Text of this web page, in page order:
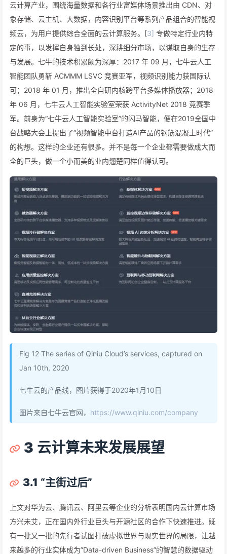
云计算产业，围绕海量数据和各行业富媒体场景推出由 CDN、对
象存储、云主机、大数据，内容识别平台等系列产品组合的智能视
频云，为用户提供综合全面的云计算服务。[3] 专做特定行业内特
定的事，以发挥自身独到长处，深耕细分市场，以谋取自身的生存
与发展。七牛的技术积累颇为深厚：2017 年 09 月，七牛云人工
智能团队勇斩 ACMMM LSVC 竞赛亚军，视频识别能力获国际认
可；2018 年 01 月，推出全自研内核跨平台多媒体播放器；2018
年 06 月，七牛云人工智能实验室荣获 ActivityNet 2018 竞赛季
军。前身为“七牛云人工智能实验室”的闪马智能，便在2019全国中
台战略大会上提出了“视频智能中台打造AI产品的钢筋混凝土时代”
的构想。这样的企业还有很多。并不是每一个企业都需要做成大而
全的巨头，做一个小而美的业内翘楚同样值得认可。
Fig 12 The series of Qiniu Cloud’s services, captured on
Jan 10th, 2020
七牛云的产品线，图片获得于2020年1月10日
图片来自七牛云官网， https://www.qiniu.com/company
3 云计算未来发展展望
3.1 “主街过后”
上文对华为云、腾讯云、阿里云等企业的分析表明国内云计算市场
方兴未艾，正在国内外行业巨头与开源社区的合作下快速推进。既
有一批又一批的先行者试图打破虚拟世界与现实世界的局限，让越
来越多的行业实体成为”Data-driven Business”的智慧的数据驱动